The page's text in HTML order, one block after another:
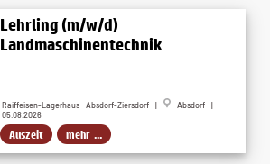
Lehrling (m/w/d)
Landmaschinentechnik
Raiffeisen-Lagerhaus Absdorf-Ziersdorf |
Absdorf |
05.08.2026
Auszeit mehr ...